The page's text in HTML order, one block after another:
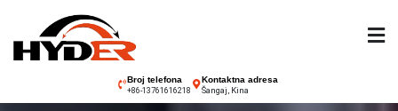
sadržaj
Hyder viličar
Broj telefona
+86-13761616218
Kontaktna adresa
Šangaj, Kina